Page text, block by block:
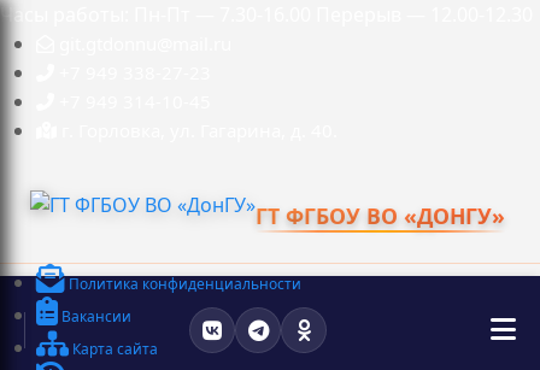
Часы работы: Пн-Пт — 7.30-16.00 Перерыв — 12.00-12.30
ГТ ФГБОУ ВО «ДОНГУ»
Политика конфиденциальности
Вакансии
Карта сайта